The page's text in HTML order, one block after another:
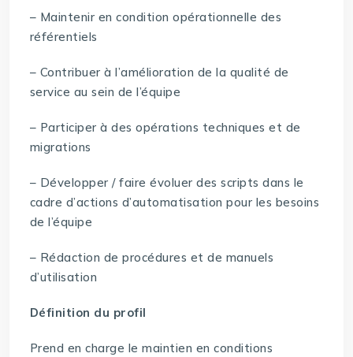
– Maintenir en condition opérationnelle des
référentiels
– Contribuer à l’amélioration de la qualité de
service au sein de l’équipe
– Participer à des opérations techniques et de
migrations
– Développer / faire évoluer des scripts dans le
cadre d’actions d’automatisation pour les besoins
de l’équipe
– Rédaction de procédures et de manuels
d’utilisation
Définition du profil
Prend en charge le maintien en conditions